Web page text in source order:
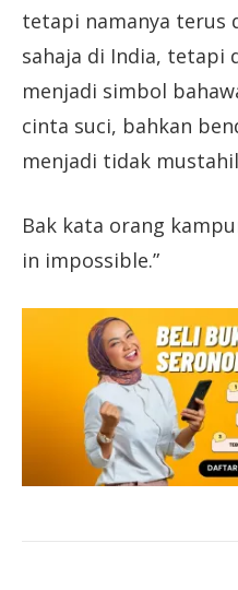
tetapi namanya terus
sahaja di India, tetapi
menjadi simbol
cinta suci, bahkan
menjadi tidak
Bak kata orang
in impossible.”